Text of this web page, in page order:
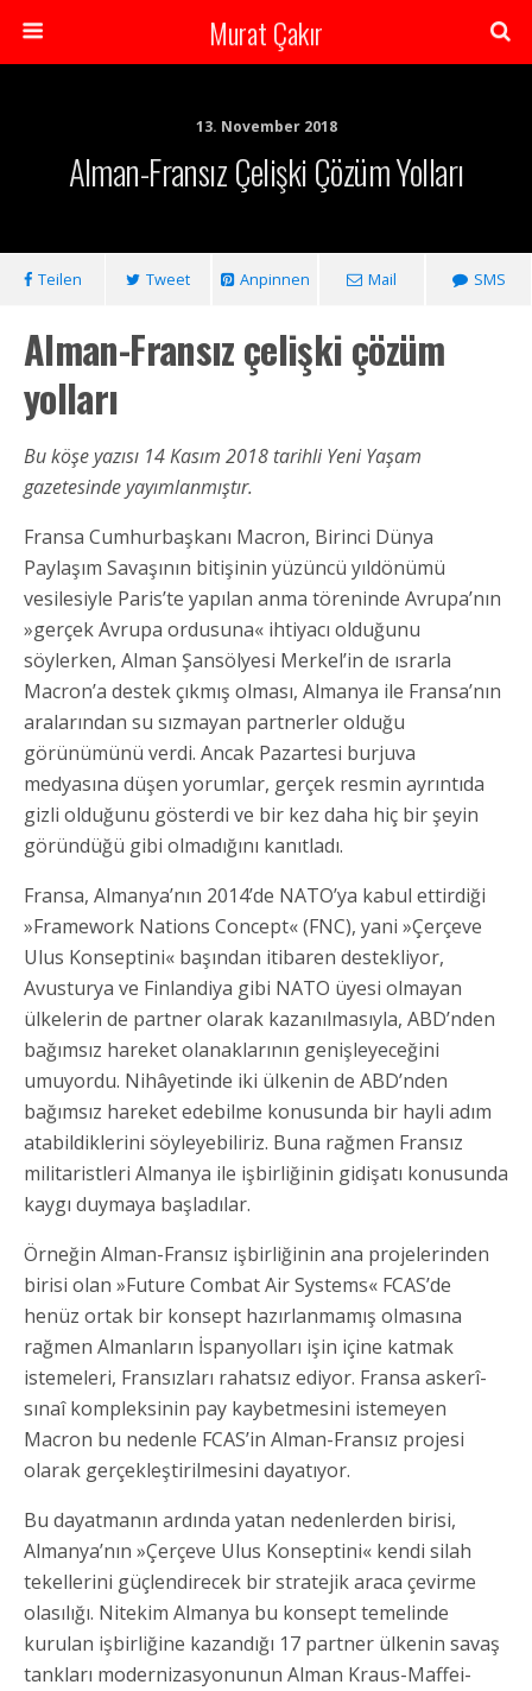
Murat Çakır
13. November 2018
Alman-Fransız Çelişki Çözüm Yolları
Teilen Tweet Anpinnen Mail SMS
Alman-Fransız çelişki çözüm
yolları
Bu köşe yazısı 14 Kasım 2018 tarihli Yeni Yaşam
gazetesinde yayımlanmıştır.
Fransa Cumhurbaşkanı Macron, Birinci Dünya
Paylaşım Savaşının bitişinin yüzüncü yıldönümü
vesilesiyle Paris’te yapılan anma töreninde Avrupa’nın
»gerçek Avrupa ordusuna« ihtiyacı olduğunu
söylerken, Alman Şansölyesi Merkel’in de ısrarla
Macron’a destek çıkmış olması, Almanya ile Fransa’nın
aralarından su sızmayan partnerler olduğu
görünümünü verdi. Ancak Pazartesi burjuva
medyasına düşen yorumlar, gerçek resmin ayrıntıda
gizli olduğunu gösterdi ve bir kez daha hiç bir şeyin
göründüğü gibi olmadığını kanıtladı.
Fransa, Almanya’nın 2014’de NATO’ya kabul ettirdiği
»Framework Nations Concept« (FNC), yani »Çerçeve
Ulus Konseptini« başından itibaren destekliyor,
Avusturya ve Finlandiya gibi NATO üyesi olmayan
ülkelerin de partner olarak kazanılmasıyla, ABD’nden
bağımsız hareket olanaklarının genişleyeceğini
umuyordu. Nihâyetinde iki ülkenin de ABD’nden
bağımsız hareket edebilme konusunda bir hayli adım
atabildiklerini söyleyebiliriz. Buna rağmen Fransız
militaristleri Almanya ile işbirliğinin gidişatı konusunda
kaygı duymaya başladılar.
Örneğin Alman-Fransız işbirliğinin ana projelerinden
birisi olan »Future Combat Air Systems« FCAS’de
henüz ortak bir konsept hazırlanmamış olmasına
rağmen Almanların İspanyolları işin içine katmak
istemeleri, Fransızları rahatsız ediyor. Fransa askerî-
sınaî kompleksinin pay kaybetmesini istemeyen
Macron bu nedenle FCAS’in Alman-Fransız projesi
olarak gerçekleştirilmesini dayatıyor.
Bu dayatmanın ardında yatan nedenlerden birisi,
Almanya’nın »Çerçeve Ulus Konseptini« kendi silah
tekellerini güçlendirecek bir stratejik araca çevirme
olasılığı. Nitekim Almanya bu konsept temelinde
kurulan işbirliğine kazandığı 17 partner ülkenin savaş
tankları modernizasyonunun Alman Kraus-Maffei-